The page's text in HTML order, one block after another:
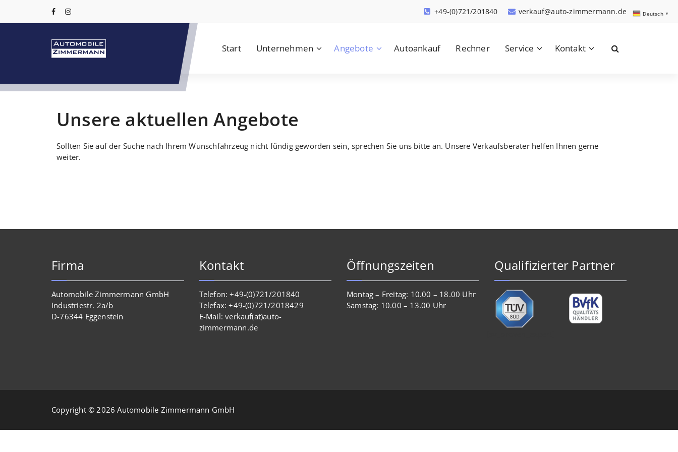
verkauf@auto-zimmermann.de
+49-(0)721/201840
Start Unternehmen Angebote Autoankauf Rechner Service Kontakt
Unsere aktuellen Angebote
Sollten Sie auf der Suche nach Ihrem Wunschfahrzeug nicht fündig geworden sein, sprechen Sie uns bitte an. Unsere Verkaufsberater helfen Ihnen gerne
weiter.
Firma
Automobile Zimmermann GmbH
Industriestr. 2a/b
D-76344 Eggenstein
Kontakt
Telefon: +49-(0)721/201840
Telefax: +49-(0)721/2018429
E-Mail: verkauf(at)auto-
zimmermann.de
Öffnungszeiten
Montag – Freitag: 10.00 – 18.00 Uhr
Samstag: 10.00 – 13.00 Uhr
Qualifizierter Partner
Copyright © 2026 Automobile Zimmermann GmbH
Deutsch ▼